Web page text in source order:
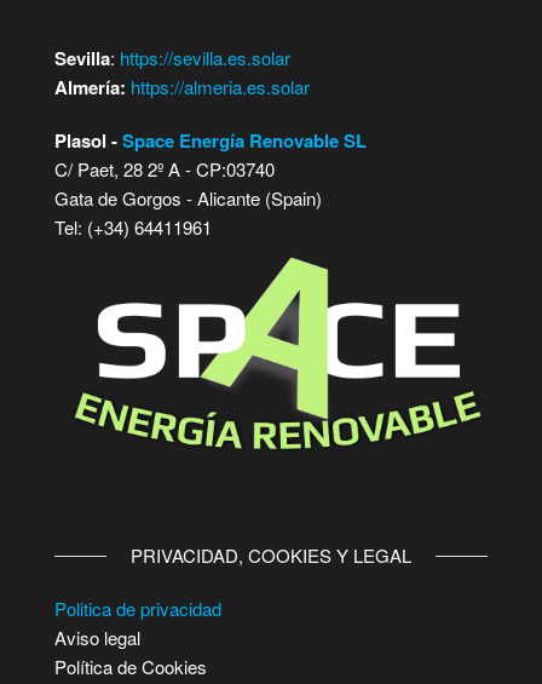
Sevilla: https://sevilla.es.solar
Almería: https://almeria.es.solar
Plasol -Space Energía Renovable SL
C/ Paet, 28 2º A - CP:03740
Gata de Gorgos - Alicante (Spain)
Tel: (+34) 64411961
PRIVACIDAD, COOKIES Y LEGAL
Politica de privacidad
Aviso legal
Política de Cookies